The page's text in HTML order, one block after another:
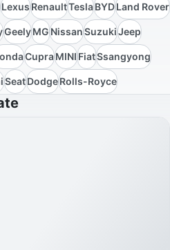
LexusRenaultTeslaBYDLand Rover
GeelyMGNissanSuzukiJeep
CupraMINIFiatSsangyong
SeatDodgeRolls-Royce